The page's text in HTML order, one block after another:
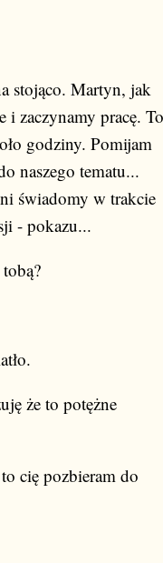
stojąco. Martyn, jak
i zaczynamy pracę. To
godziny. Pomijam
naszego tematu...
świadomy w trakcie
- pokazu...
że to potężne
cię pozbieram do